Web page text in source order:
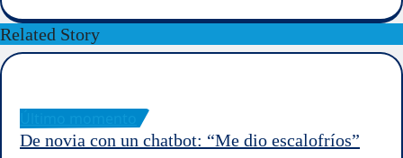
Related Story
De novia con un chatbot: “Me dio escalofríos”